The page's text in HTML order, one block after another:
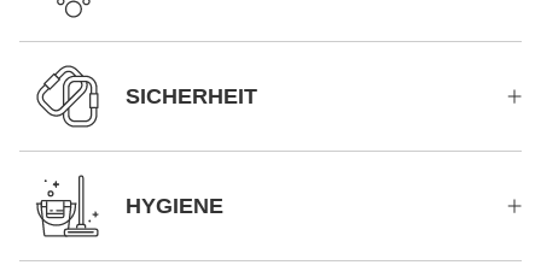
SICHERHEIT
HYGIENE